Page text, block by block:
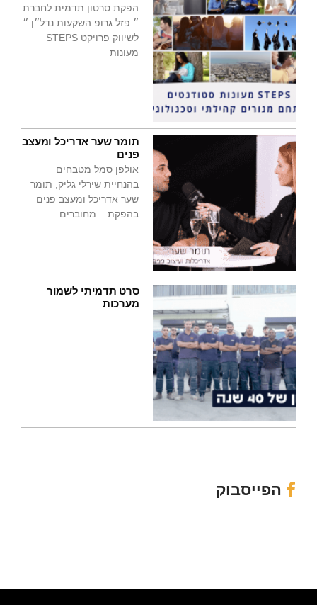
הפקת סרטון תדמית לחברת
״ פזל גרופ השקעות נדל״ן ״
לשיווק פרויקט STEPS
מעונות
תומר שער אדריכל ומעצב
פנים
אולפן סמל מטבחים
בהנחיית שירלי גליק, תומר
שער אדריכל ומעצב פנים
בהפקת – מחוברים
סרט תדמיתי לשמור
מערכות
הפייסבוק